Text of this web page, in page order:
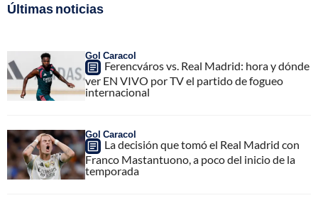
Últimas noticias
Gol Caracol
Ferencváros vs. Real Madrid: hora y dónde
ver EN VIVO por TV el partido de fogueo
internacional
Gol Caracol
La decisión que tomó el Real Madrid con
Franco Mastantuono, a poco del inicio de la
temporada